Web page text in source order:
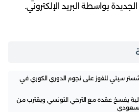
بواسطة البريد الإلكتروني.
سيتي للفوز على نجوم الدوري الكوري في
يفسخ عقده مع الترجي التونسي ويقترب من
السعودي